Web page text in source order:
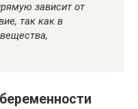
зависитот
так как в
вещества,